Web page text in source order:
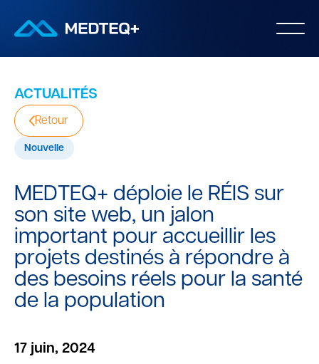
ACTUALITÉS
Retour
Nouvelle
MEDTEQ+ déploie le RÉIS sur
son site web, un jalon
important pour accueillir les
projets destinés à répondre à
des besoins réels pour la santé
de la population
17 juin, 2024